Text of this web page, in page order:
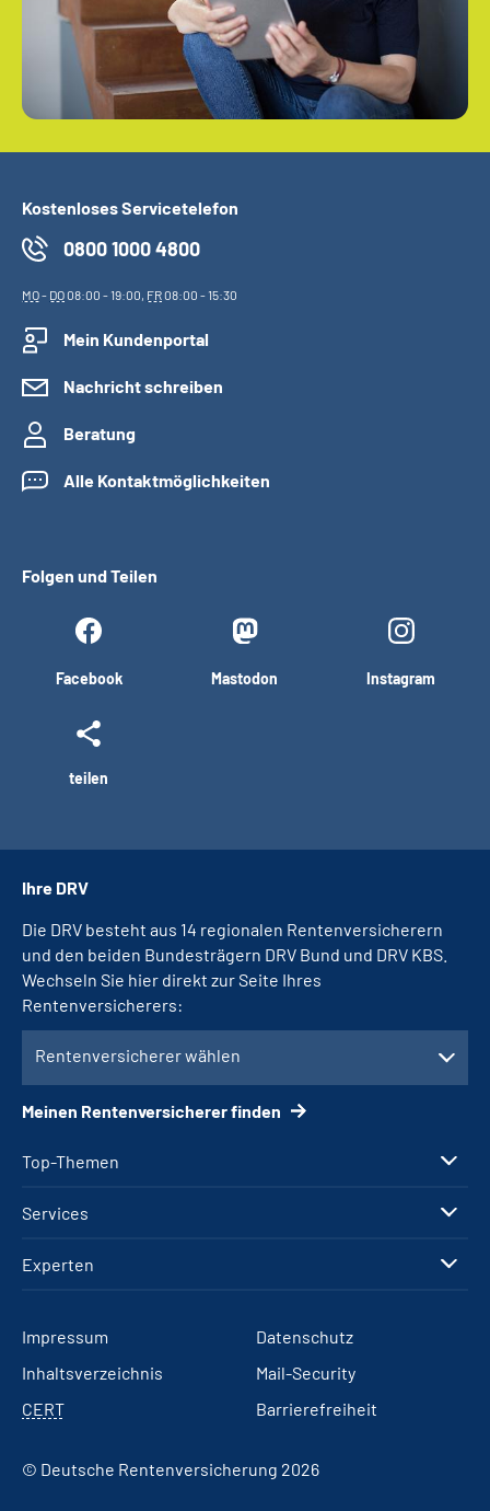
Kostenloses Servicetelefon
0800 1000 4800
MO- DO08:00 - 19:00, FR08:00 - 15:30
Mein Kundenportal
Nachricht schreiben
Beratung
Alle Kontaktmöglichkeiten
Folgen und Teilen
Facebook Mastodon Instagram
teilen
Top-Themen
Services
Experten
Ihre DRV
Die DRV besteht aus 14 regionalen Rentenversicherern
und den beiden Bundesträgern DRV Bund und DRV KBS.
Wechseln Sie hier direkt zur Seite Ihres
Rentenversicherers:
Rentenversicherer wählen
Meinen Rentenversicherer finden
Impressum
Datenschutz
Inhaltsverzeichnis
Mail-Security
CERT
Barrierefreiheit
© Deutsche Rentenversicherung 2026